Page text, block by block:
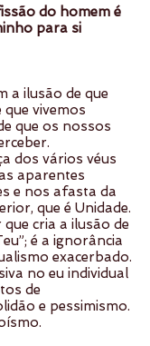
do homem é
para si
a ilusão de que
vivemos
que os nossos
dos vários véus
aparentes
e nos afasta da
que é Unidade.
cria a ilusão de
é a ignorância
exacerbado.
no eu individual
de
e pessimismo.